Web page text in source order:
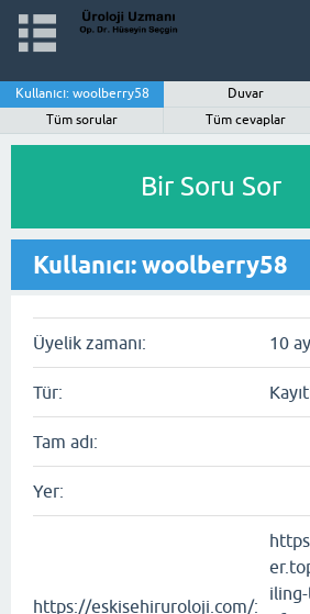
Kullanıcı: woolberry58 Duvar
Tüm sorular
Tüm cevaplar
Bir Soru Sor
Kullanıcı: woolberry58
Üyelik zamanı: 10
Tür:
Tam adı:
Yer:
https://eskisehiruroloji.com/: